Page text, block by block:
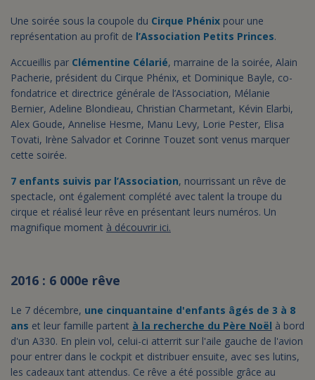
Une soirée sous la coupole du Cirque Phénix pour une
représentation au profit de l’Association Petits Princes.
Accueillis par Clémentine Célarié, marraine de la soirée, Alain
Pacherie, président du Cirque Phénix, et Dominique Bayle, co-
fondatrice et directrice générale de l’Association, Mélanie
Bernier, Adeline Blondieau, Christian Charmetant, Kévin Elarbi,
Alex Goude, Annelise Hesme, Manu Levy, Lorie Pester, Elisa
Tovati, Irène Salvador et Corinne Touzet sont venus marquer
cette soirée.
7 enfants suivis par l’Association, nourrissant un rêve de
spectacle, ont également complété avec talent la troupe du
cirque et réalisé leur rêve en présentant leurs numéros. Un
magnifique moment à découvrir ici.
2016 : 6 000e rêve
Le 7 décembre, une cinquantaine d'enfants âgés de 3 à 8
ans et leur famille partent à la recherche du Père Noël à bord
d'un A330. En plein vol, celui-ci atterrit sur l'aile gauche de l'avion
pour entrer dans le cockpit et distribuer ensuite, avec ses lutins,
les cadeaux tant attendus. Ce rêve a été possible grâce au